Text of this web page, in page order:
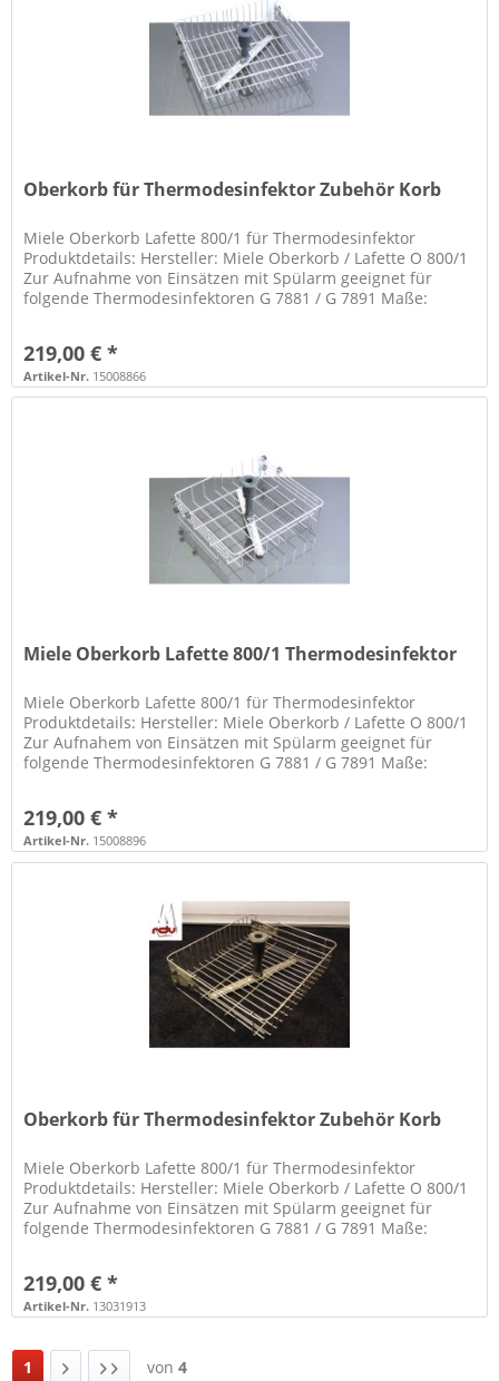
Oberkorb für Thermodesinfektor Zubehör Korb
Miele Oberkorb Lafette 800/1 für Thermodesinfektor
Produktdetails: Hersteller: Miele Oberkorb / Lafette O 800/1
Zur Aufnahme von Einsätzen mit Spülarm geeignet für
folgende Thermodesinfektoren G 7881 / G 7891 Maße:
219,00 € *
Artikel-Nr. 15008866
Miele Oberkorb Lafette 800/1 Thermodesinfektor
Miele Oberkorb Lafette 800/1 für Thermodesinfektor
Produktdetails: Hersteller: Miele Oberkorb / Lafette O 800/1
Zur Aufnahem von Einsätzen mit Spülarm geeignet für
folgende Thermodesinfektoren G 7881 / G 7891 Maße:
219,00 € *
Artikel-Nr. 15008896
Oberkorb für Thermodesinfektor Zubehör Korb
Miele Oberkorb Lafette 800/1 für Thermodesinfektor
Produktdetails: Hersteller: Miele Oberkorb / Lafette O 800/1
Zur Aufnahme von Einsätzen mit Spülarm geeignet für
folgende Thermodesinfektoren G 7881 / G 7891 Maße:
219,00 € *
Artikel-Nr. 13031913
1 von 4